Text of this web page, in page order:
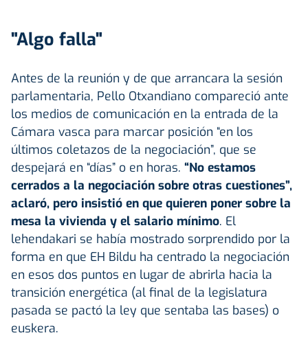
"Algo falla"
Antes de la reunión y de que arrancara la sesión
parlamentaria, Pello Otxandiano compareció ante
los medios de comunicación en la entrada de la
Cámara vasca para marcar posición “en los
últimos coletazos de la negociación”, que se
despejará en “días” o en horas. “No estamos
cerrados a la negociación sobre otras cuestiones”,
aclaró, pero insistió en que quieren poner sobre la
mesa la vivienda y el salario mínimo. El
lehendakari se había mostrado sorprendido por la
forma en que EH Bildu ha centrado la negociación
en esos dos puntos en lugar de abrirla hacia la
transición energética (al final de la legislatura
pasada se pactó la ley que sentaba las bases) o
euskera.